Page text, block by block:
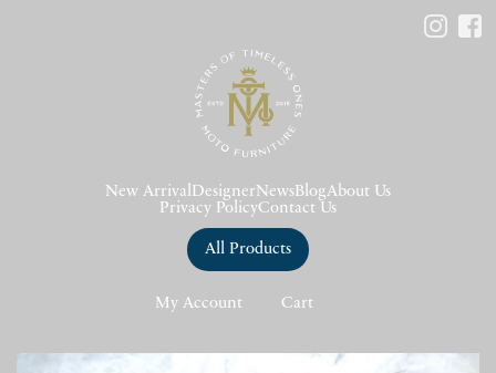
New Arrival DesignerNews BlogAbout Us
Privacy PolicyContact Us
All Products
My Account Cart